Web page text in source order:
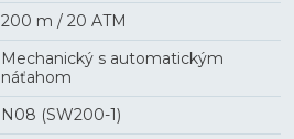
200 m / 20 ATM
Mechanický s automatickým
náťahom
N08 (SW200-1)